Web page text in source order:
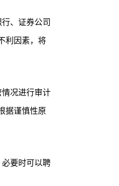
、证券公司
利因素，将
况进行审计
据谨慎性原
要时可以聘